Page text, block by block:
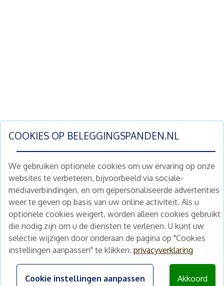
COOKIES OP BELEGGINGSPANDEN.NL
We gebruiken optionele cookies om uw ervaring op onze
websites te verbeteren, bijvoorbeeld via sociale-
mediaverbindingen, en om gepersonaliseerde advertenties
weer te geven op basis van uw online activiteit. Als u
optionele cookies weigert, worden alleen cookies gebruikt
die nodig zijn om u de diensten te verlenen. U kunt uw
selectie wijzigen door onderaan de pagina op "Cookies
instellingen aanpassen" te klikken. privacyverklaring
Cookie instellingen aanpassen Akkoord
Schrijf je nu in en ontvang wekelijks ons
nieuwe aanbod vastgoedbeleggingen.
Nieuwsbrief Abonneren
Home
Te koop
Nieuws
Schimmelstraat 5H
1053 TA Amsterdam
+31 (0) 30 225 31 12